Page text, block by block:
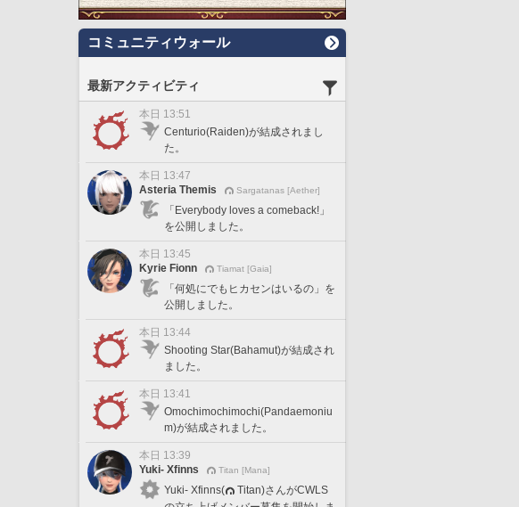
コミュニティウォール
最新アクティビティ
本日 13:51
Centurio(Raiden)が結成されまし
た。
本日 13:47
Asteria Themis
Sargatanas [Aether]
「Everybody loves a comeback!」
を公開しました。
本日 13:45
Kyrie Fionn
Tiamat [Gaia]
「何処にでもヒカセンはいるの」を
公開しました。
本日 13:44
Shooting Star(Bahamut)が結成され
ました。
本日 13:41
Omochimochimochi(Pandaemoniu
m)が結成されました。
本日 13:39
Yuki- Xfinns
Titan [Mana]
Yuki- Xfinns(
Titan)さんがCWLS